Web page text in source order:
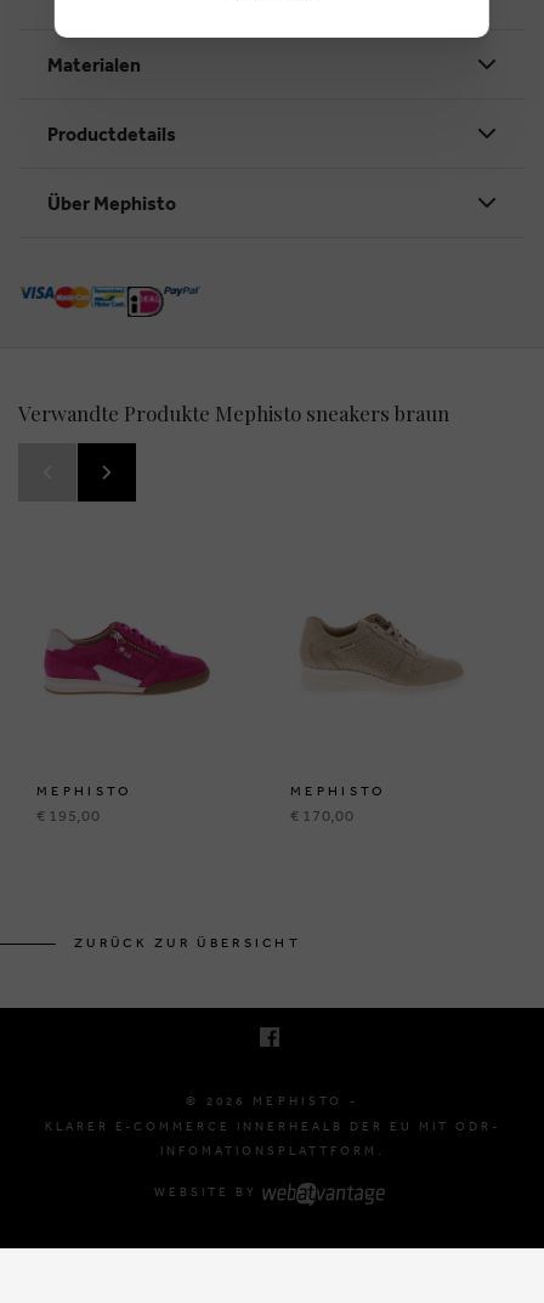
Materialen
Productdetails
Über Mephisto
Verwandte Produkte Mephisto sneakers braun
MEPHISTO
€ 195,00
MEPHISTO
€ 170,00
ZURÜCK ZUR ÜBERSICHT
© 2026 MEPHISTO -
KLARER E-COMMERCE INNERHEALB DER EU MIT ODR-
INFOMATIONSPLATTFORM.
WEBSITE BY